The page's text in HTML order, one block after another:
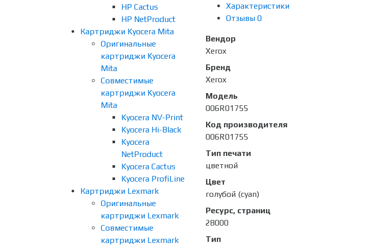
HP Cactus
HP NetProduct
Картриджи Kyocera Mita
Оригинальные
картриджи Kyocera
Mita
Совместимые
картриджи Kyocera
Mita
Kyocera NV-Print
Kyocera Hi-Black
Kyocera
NetProduct
Kyocera Cactus
Kyocera ProfiLine
Картриджи Lexmark
Оригинальные
картриджи Lexmark
Совместимые
картриджи Lexmark
Характеристики
Отзывы 0
Вендор
Xerox
Бренд
Xerox
Модель
006R01755
Код производителя
006R01755
Тип печати
цветной
Цвет
голубой (cyan)
Ресурс, страниц
28000
Тип